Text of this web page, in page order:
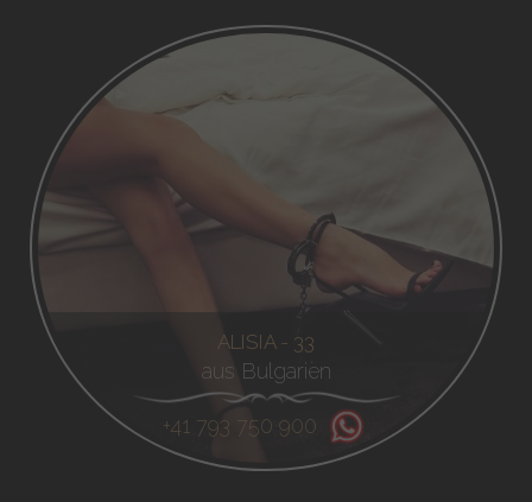
ALISIA - 33
aus Bulgarien
+41 793 750 900